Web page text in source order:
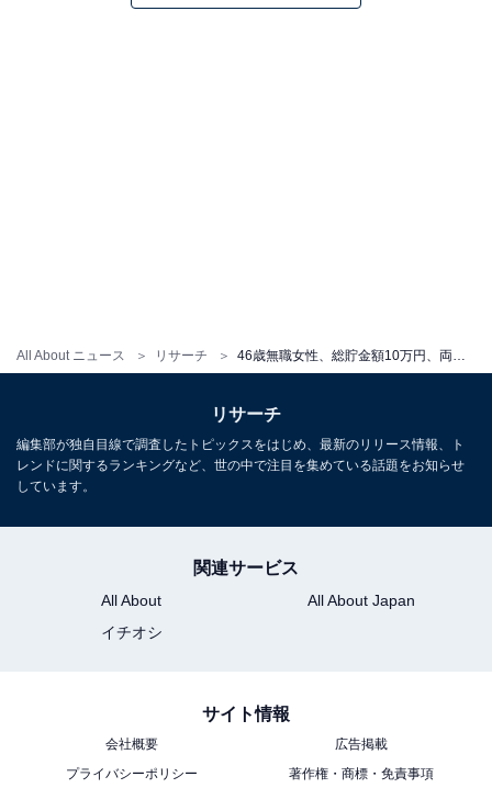
All About ニュース リサーチ
いるなかでも、両者をうまく両立するための将来的な目
※回答者のコメントは原文ママです
ニュース記事を中心に執筆中のライター。IT企業のメデ
ィア担当を経て現在に至る。All AboutおよびAll About ニ
ュースでのライター歴は2年。
こちらもおすすめ
45歳アルバイト男性、元妻に養育費を払うため
リサーチ
編集部が独自目線で調査したトピックスをはじめ、最新のリリース情報、ト
レンドに関するランキングなど、世の中で注目を集めている話題をお知らせ
しています。
関連サービス
All About
All About Japan
イチオシ
サイト情報
会社概要
広告掲載
プライバシーポリシー
著作権・商標・免責事項